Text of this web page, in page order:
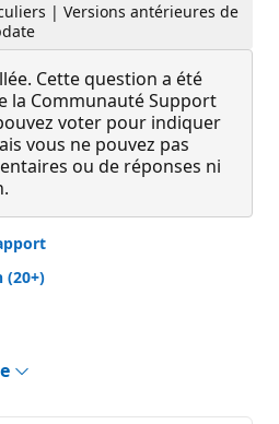
| Versions antérieures de
Cette question a été
la Communauté Support
voter pour indiquer
vous ne pouvez pas
ou de réponses ni
(20+)